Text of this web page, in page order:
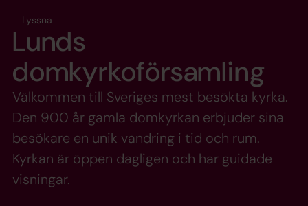
Lyssna
Lunds
domkyrkoförsamling
Välkommen till Sveriges mest besökta kyrka.
Den 900 år gamla domkyrkan erbjuder sina
besökare en unik vandring i tid och rum.
Kyrkan är öppen dagligen och har guidade
visningar.